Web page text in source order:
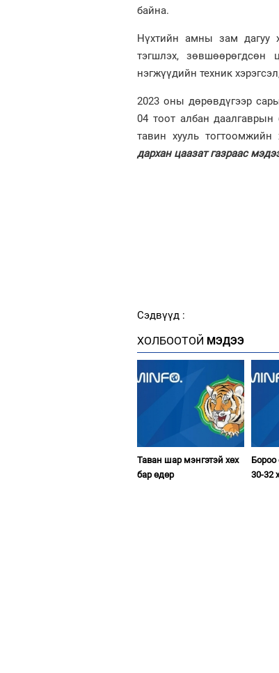
байна.
Нүхтийн амны зам дагуу
тэгшлэх, зөвшөөрөгдсөн
нэгжүүдийн техник
2023 оны дөрөвдүгээр
04 тоот албан даалгаврын
тавин хууль тогтоомжийн
дархан цаазат газраас
Сэдвүүд :
ХОЛБООТОЙ МЭДЭЭ
Таван шар мэнгэтэй хөх
бар өдөр
Бороо
30-32